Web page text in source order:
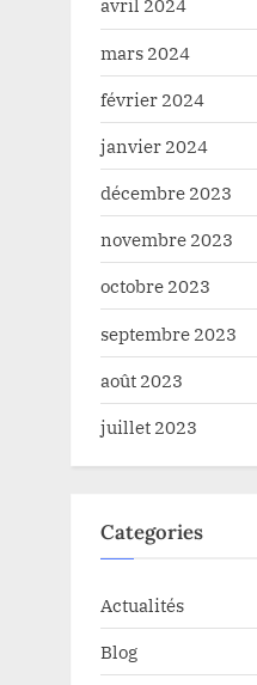
avril 2024
mars 2024
février 2024
janvier 2024
décembre 2023
novembre 2023
octobre 2023
septembre 2023
août 2023
juillet 2023
Categories
Actualités
Blog